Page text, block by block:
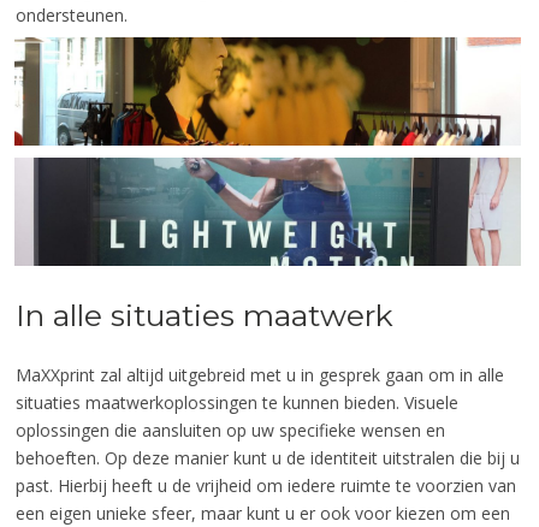
ondersteunen.
In alle situaties maatwerk
MaXXprint zal altijd uitgebreid met u in gesprek gaan om in alle
situaties maatwerkoplossingen te kunnen bieden. Visuele
oplossingen die aansluiten op uw specifieke wensen en
behoeften. Op deze manier kunt u de identiteit uitstralen die bij u
past. Hierbij heeft u de vrijheid om iedere ruimte te voorzien van
een eigen unieke sfeer, maar kunt u er ook voor kiezen om een